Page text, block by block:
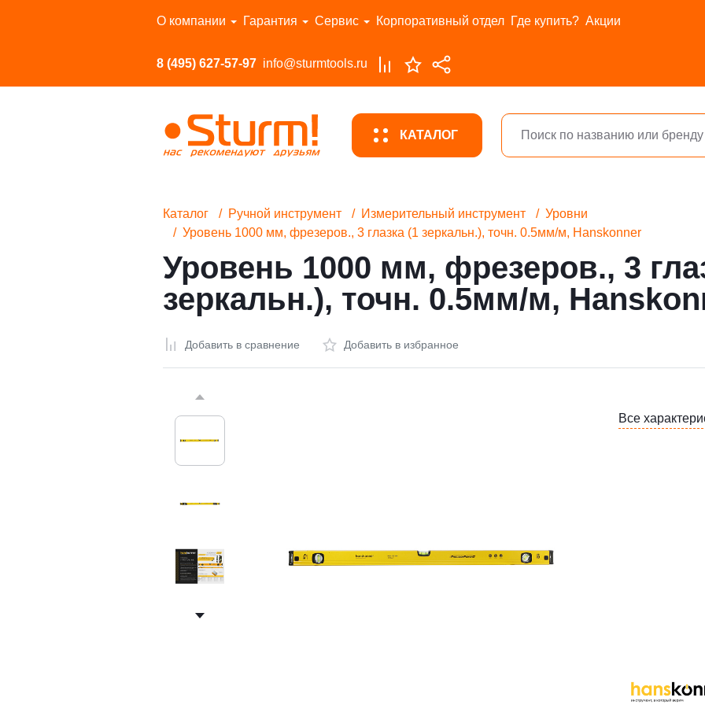
О компании Гарантия Сервис Корпоративный отдел Где купить? Акции
8 (495) 627-57-97 info@sturmtools.ru
КАТАЛОГ
Перейти в каталог
Каталог Ручной инструмент Измерительный инструмент
Уровни
Уровень 1000 мм, фрезеров., 3 глазка (1 зеркальн.), точн. 0.5мм/м, Hanskonner
Уровень 1000 мм, фрезеров., 3
зеркальн.), точн. 0.5мм/м,
Добавить в сравнение Добавить в избранное
Все